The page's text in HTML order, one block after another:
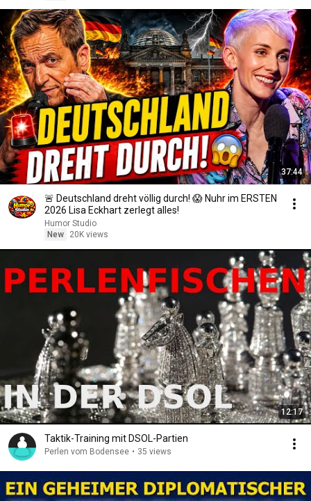
37:44
🚨 Deutschland dreht völlig durch! 😱 Nuhr im ERSTEN
2026 Lisa Eckhart zerlegt alles!
Humor Studio
New
20K views
12:17
Taktik-Training mit DSOL-Partien
Perlen vom Bodensee • 35 views